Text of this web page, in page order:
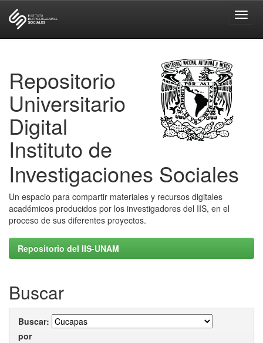
Repositorio
Universitario
Digital
Instituto de
Investigaciones Sociales
Un espacio para compartir materiales y recursos digitales
académicos producidos por los investigadores del IIS, en el
proceso de sus diferentes proyectos.
Repositorio del IIS-UNAM
Buscar
Buscar:
por